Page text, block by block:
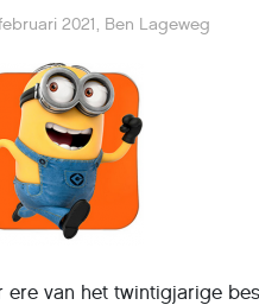
2021, Ben Lageweg
ere van het twintigjarige